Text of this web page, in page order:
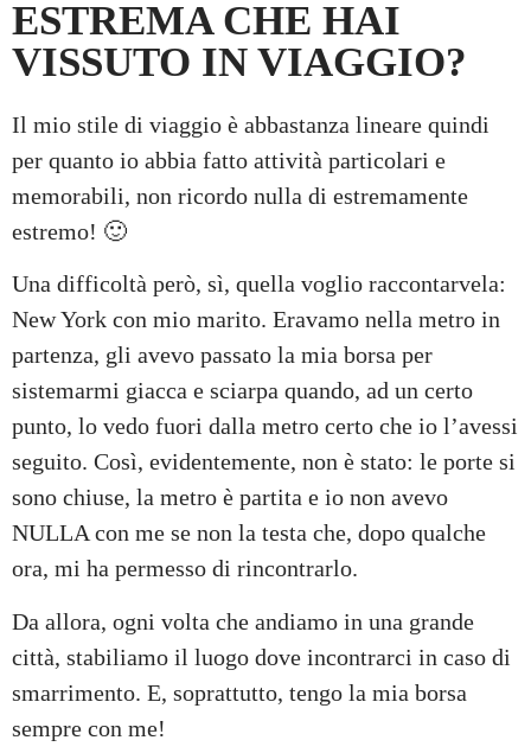
ESTREMA CHE HAI
VISSUTO IN VIAGGIO?
Il mio stile di viaggio è abbastanza lineare quindi
per quanto io abbia fatto attività particolari e
memorabili, non ricordo nulla di estremamente
estremo! 🙂
Una difficoltà però, sì, quella voglio raccontarvela:
New York con mio marito. Eravamo nella metro in
partenza, gli avevo passato la mia borsa per
sistemarmi giacca e sciarpa quando, ad un certo
punto, lo vedo fuori dalla metro certo che io l’avessi
seguito. Così, evidentemente, non è stato: le porte si
sono chiuse, la metro è partita e io non avevo
NULLA con me se non la testa che, dopo qualche
ora, mi ha permesso di rincontrarlo.
Da allora, ogni volta che andiamo in una grande
città, stabiliamo il luogo dove incontrarci in caso di
smarrimento. E, soprattutto, tengo la mia borsa
sempre con me!